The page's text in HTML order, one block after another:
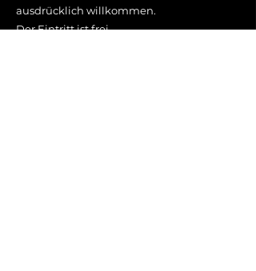
ausdrücklich willkommen.
Der Eintritt ist frei.